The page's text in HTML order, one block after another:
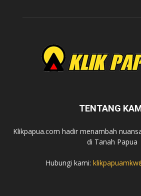
TENTANG
Klikpapua.com hadir menambah
di Tanah Papua
Hubungi kami: